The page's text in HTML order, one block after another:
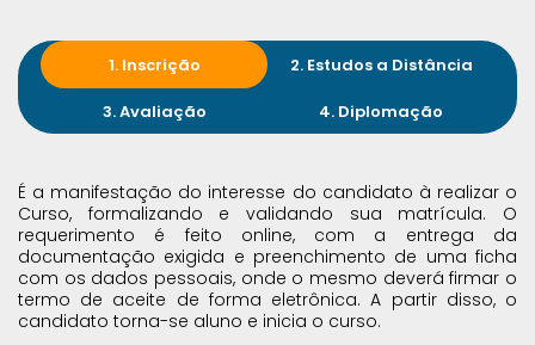
1. Inscrição 2. Estudos a Distância
3. Avaliação 4. Diplomação
É a manifestação do interesse do candidato à realizar o
Curso, formalizando e validando sua matrícula. O
requerimento é feito online, com a entrega da
documentação exigida e preenchimento de uma ficha
com os dados pessoais, onde o mesmo deverá firmar o
termo de aceite de forma eletrônica. A partir disso, o
candidato torna-se aluno e inicia o curso.